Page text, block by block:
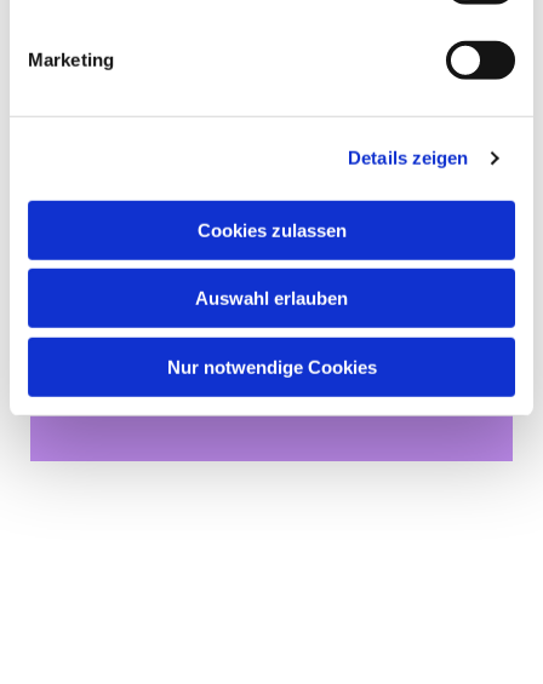
Marketing
Details zeigen
Cookies zulassen
Auswahl erlauben
Nur notwendige Cookies
Dies könnte Sie auch
interessieren